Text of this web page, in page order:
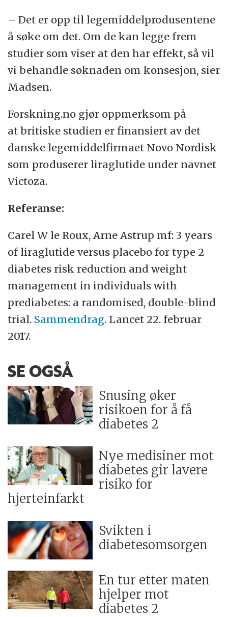
– Det er opp til legemiddelprodusentene
å søke om det. Om de kan legge frem
studier som viser at den har effekt, så vil
vi behandle søknaden om konsesjon, sier
Madsen.
Forskning.no gjør oppmerksom på
at britiske studien er finansiert av det
danske legemiddelfirmaet Novo Nordisk
som produserer liraglutide under navnet
Victoza.
Referanse:
Carel W le Roux, Arne Astrup mf: 3 years
of liraglutide versus placebo for type 2
diabetes risk reduction and weight
management in individuals with
prediabetes: a randomised, double-blind
trial. Sammendrag. Lancet 22. februar
2017.
SE OGSÅ
Snusing øker
risikoen for å få
diabetes 2
Nye medisiner mot
diabetes gir lavere
risiko for
hjerteinfarkt
Svikten i
diabetesomsorgen
En tur etter maten
hjelper mot
diabetes 2